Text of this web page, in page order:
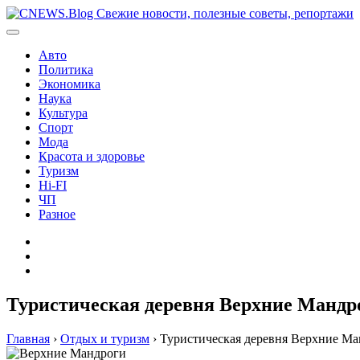
Перейти
к
Авто
Политика
Экономика
Наука
Культура
Спорт
Мода
Красота и здоровье
Туризм
Hi-FI
ЧП
Разное
Туристическая деревня Верхние
Главная › Отдых и туризм › Туристическая деревня Верхние